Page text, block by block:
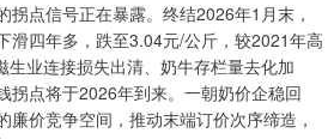
拐点信号正在暴露。终结2026年1月末，
滑四年多，跌至3.04元/公斤，较2021年高
生业连接损失出清、奶牛存栏量去化加
拐点将于2026年到来。一朝奶价企稳回
廉价竞争空间，推动末端订价次序缔造，